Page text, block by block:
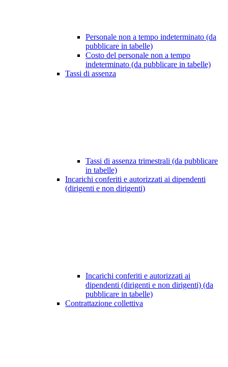
Personale non a tempo indeterminato (da
pubblicare in tabelle)
Costo del personale non a tempo
indeterminato (da pubblicare in tabelle)
Tassi di assenza
Tassi di assenza trimestrali (da pubblicare
in tabelle)
Incarichi conferiti e autorizzati ai dipendenti
(dirigenti e non dirigenti)
Incarichi conferiti e autorizzati ai
dipendenti (dirigenti e non dirigenti) (da
pubblicare in tabelle)
Contrattazione collettiva